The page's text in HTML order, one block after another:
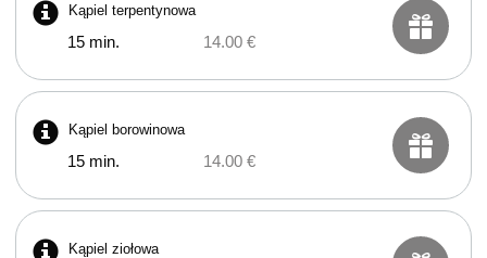
Kąpiel terpentynowa
15 min. 14.00 €
Kąpiel borowinowa
15 min. 14.00 €
Kąpiel ziołowa